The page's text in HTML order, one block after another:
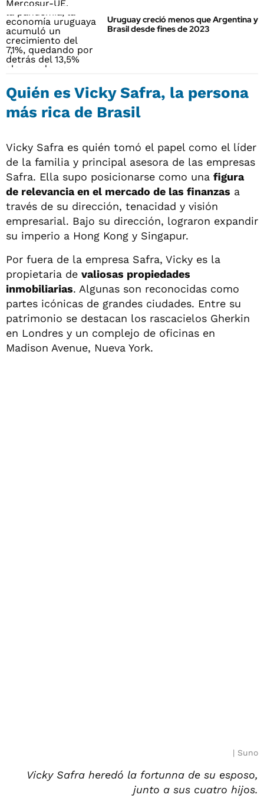
Uruguay creció menos que Argentina y
Brasil desde fines de 2023
Quién es Vicky Safra, la persona
más rica de Brasil
Vicky Safra es quién tomó el papel como el líder
de la familia y principal asesora de las empresas
Safra. Ella supo posicionarse como una figura
de relevancia en el mercado de las finanzas a
través de su dirección, tenacidad y visión
empresarial. Bajo su dirección, lograron expandir
su imperio a Hong Kong y Singapur.
Por fuera de la empresa Safra, Vicky es la
propietaria de valiosas propiedades
inmobiliarias. Algunas son reconocidas como
partes icónicas de grandes ciudades. Entre su
patrimonio se destacan los rascacielos Gherkin
en Londres y un complejo de oficinas en
Madison Avenue, Nueva York.
Suno
Vicky Safra heredó la fortunna de su esposo,
junto a sus cuatro hijos.